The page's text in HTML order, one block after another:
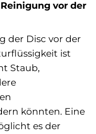
vor der
der Disc vor der
ist
Staub,
könnten. Eine
es der